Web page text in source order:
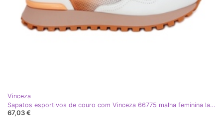
Vinceza
Sapatos esportivos de couro com Vinceza 66775 malha feminina laranja
67,03 €